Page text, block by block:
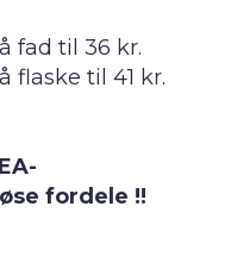
fad til 36 kr.
flaske til 41 kr.
fordele !!